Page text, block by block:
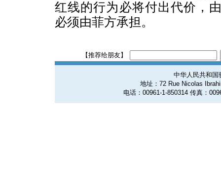
红线的行为必将付出代价，
必须由菲方承担。
【推荐给朋友】
中华人民共和国
地址：72 Rue Nicolas
电话：00961-1-850314 传真：